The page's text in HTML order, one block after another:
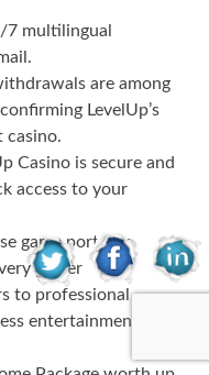
7 multilingual
are among
LevelUp’s
casino.
Casino is secure and
access to your
game portfolio,
player
to professional
entertainment and